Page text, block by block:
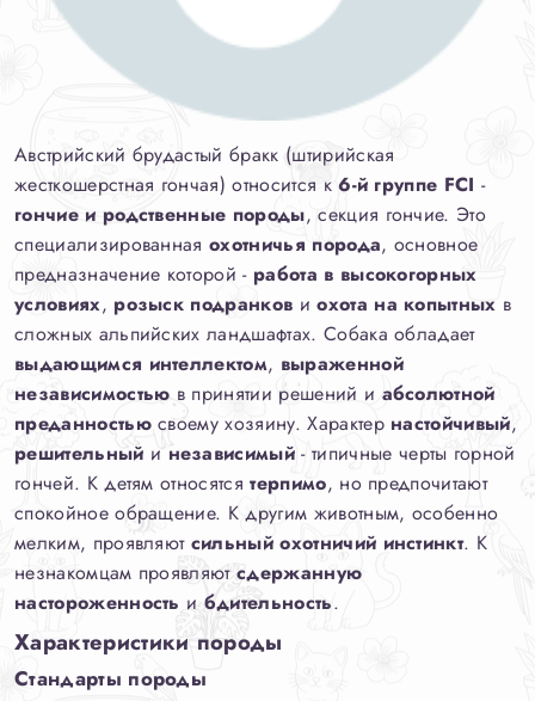
Австрийский брудастый бракк (штирийская
жесткошерстная гончая) относится к6-й группе FCI -
гончие и родственные породы, секция гончие. Это
специализированнаяохотничья порода, основное
предназначение которой - работа в высокогорных
условиях, розыск подранков иохота на копытных в
сложных альпийских ландшафтах. Собака обладает
выдающимся интеллектом, выраженной
независимостьюв принятии решений и абсолютной
преданностьюсвоему хозяину. Характер настойчивый,
решительный и независимый - типичные черты горной
гончей. К детям относятсятерпимо, но предпочитают
спокойное обращение. К другим животным, особенно
мелким, проявляют сильный охотничий инстинкт. К
незнакомцам проявляютсдержанную
настороженность и бдительность.
Характеристики породы
Стандарты породы